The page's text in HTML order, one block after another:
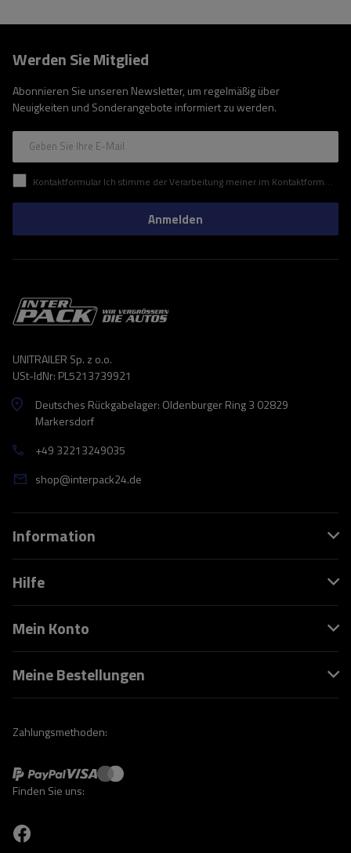
Werden Sie Mitglied
Abonnieren Sie unseren Newsletter, um regelmäßig über
Neuigkeiten und Sonderangebote informiert zu werden.
Geben Sie Ihre E-Mail
Kontaktformular Ich stimme der Verarbeitung meiner im Kontaktformular enthaltenen personenbezogenen Daten gemäß der Verordnung (EU) des Europäischen Parlaments und des Rates zu.
Anmelden
UNITRAILER Sp. z o.o.
USt-IdNr: PL5213739921
Deutsches Rückgabelager: Oldenburger Ring 3 02829
Markersdorf
+49 32213249035
shop@interpack24.de
Information
Hilfe
Mein Konto
Meine Bestellungen
Zahlungsmethoden:
Finden Sie uns: